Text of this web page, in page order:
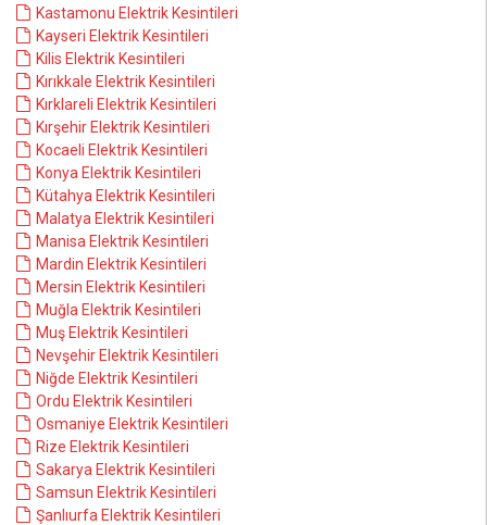
Kastamonu Elektrik Kesintileri
Kayseri Elektrik Kesintileri
Kilis Elektrik Kesintileri
Kırıkkale Elektrik Kesintileri
Kırklareli Elektrik Kesintileri
Kırşehir Elektrik Kesintileri
Kocaeli Elektrik Kesintileri
Konya Elektrik Kesintileri
Kütahya Elektrik Kesintileri
Malatya Elektrik Kesintileri
Manisa Elektrik Kesintileri
Mardin Elektrik Kesintileri
Mersin Elektrik Kesintileri
Muğla Elektrik Kesintileri
Muş Elektrik Kesintileri
Nevşehir Elektrik Kesintileri
Niğde Elektrik Kesintileri
Ordu Elektrik Kesintileri
Osmaniye Elektrik Kesintileri
Rize Elektrik Kesintileri
Sakarya Elektrik Kesintileri
Samsun Elektrik Kesintileri
Şanlıurfa Elektrik Kesintileri